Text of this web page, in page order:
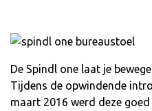
De Spindl one laat je
Tijdens de opwindende
maart 2016 werd deze